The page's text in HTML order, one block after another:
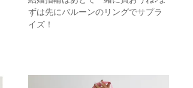
ずは先にバルーンのリングでサプラ
イズ！